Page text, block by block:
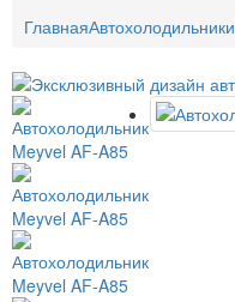
ГлавнаяАвтохолодильники